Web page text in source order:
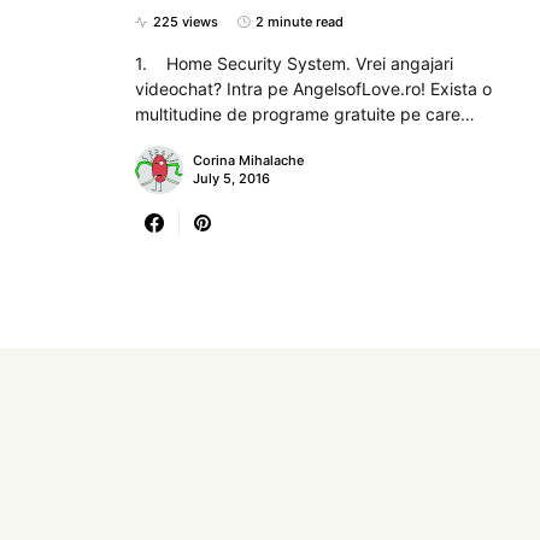
225 views 2 minute read
1. Home Security System. Vrei angajari
videochat? Intra pe AngelsofLove.ro! Exista o
multitudine de programe gratuite pe care…
Corina Mihalache
July 5, 2016